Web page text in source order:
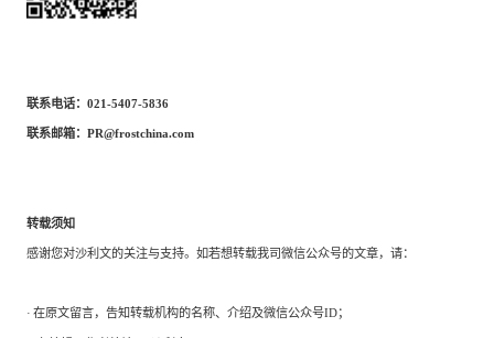
联系电话： 021-5407-5836
联系邮箱： PR@frostchina.com
转载须知
感谢您对沙利文的关注与支持。如若想转载我司微信公众号的文章，请：
· 在原文留言，告知转载机构的名称、介绍及微信公众号ID；